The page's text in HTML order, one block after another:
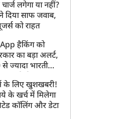
लगेगा या नहीं?
दिया साफ जवाब,
को राहत
हैकिंग को
का बड़ा अलर्ट,
ज्यादा भारतीयों
के लिए खुशखबरी!
के खर्च में मिलेगा
कॉलिंग और डेटा